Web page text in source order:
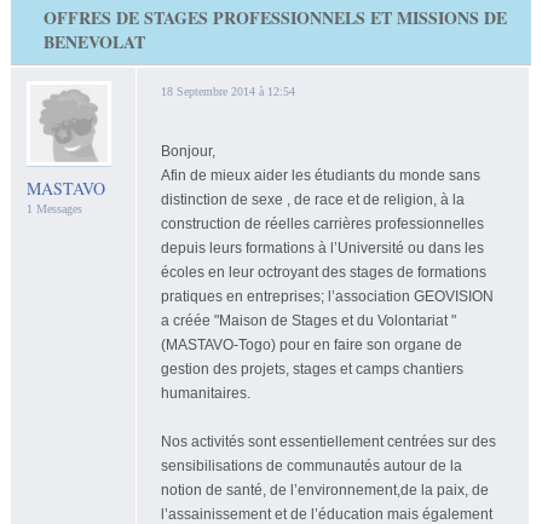
OFFRES DE STAGES PROFESSIONNELS ET MISSIONS DE
BENEVOLAT
MASTAVO
1 Messages
18 Septembre 2014 à 12:54
Bonjour,
Afin de mieux aider les étudiants du monde sans
distinction de sexe , de race et de religion, à la
construction de réelles carrières professionnelles
depuis leurs formations à l’Université ou dans les
écoles en leur octroyant des stages de formations
pratiques en entreprises; l’association GEOVISION
a créée "Maison de Stages et du Volontariat "
(MASTAVO-Togo) pour en faire son organe de
gestion des projets, stages et camps chantiers
humanitaires.
Nos activités sont essentiellement centrées sur des
sensibilisations de communautés autour de la
notion de santé, de l’environnement,de la paix, de
l’assainissement et de l’éducation mais également